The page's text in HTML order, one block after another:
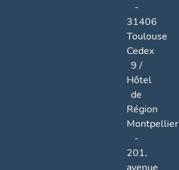
-
31406
Toulouse
Cedex
9 /
Hôtel
de
Région
Montpellier
-
201,